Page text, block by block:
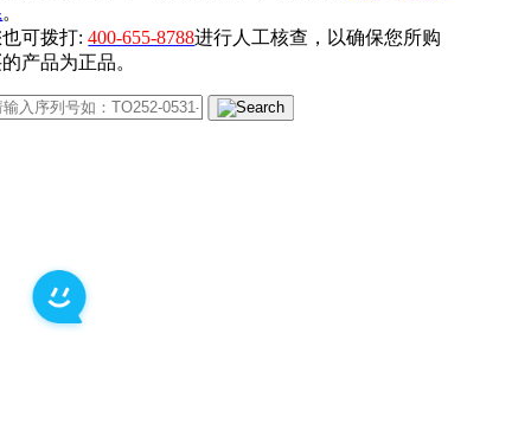
。
也可拨打:400-655-8788进行人工核查，以确保您所购
产品为正品。